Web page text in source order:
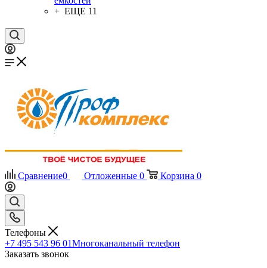
+ ЕЩЕ 11
Сравнение0 Отложенные 0 Корзина 0
Телефоны
+7 495 543 96 01Многоканальный телефон
Заказать звонок